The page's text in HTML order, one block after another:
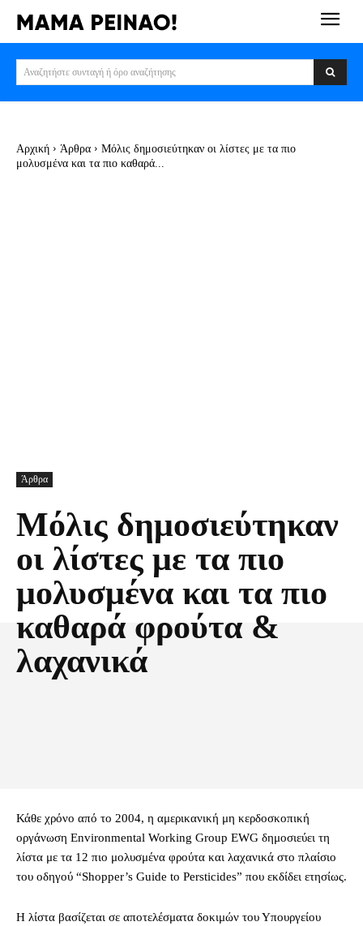
Αναζητήστε συνταγή ή όρο αναζήτησης
Αρχική Άρθρα
Μόλις δημοσιεύτηκαν οι λίστες με τα πιο
μολυσμένα και τα πιο καθαρά...
Άρθρα
Μόλις δημοσιεύτηκαν
οι λίστες με τα πιο
μολυσμένα και τα πιο
καθαρά φρούτα &
λαχανικά
Κάθε χρόνο από το 2004, η αμερικανική μη κερδοσκοπική
οργάνωση Environmental Working Group EWG δημοσιεύει τη
λίστα με τα 12 πιο μολυσμένα φρούτα και λαχανικά στο πλαίσιο
του οδηγού “Shopper’s Guide to Persticides” που εκδίδει ετησίως.
Η λίστα βασίζεται σε αποτελέσματα δοκιμών του Υπουργείου